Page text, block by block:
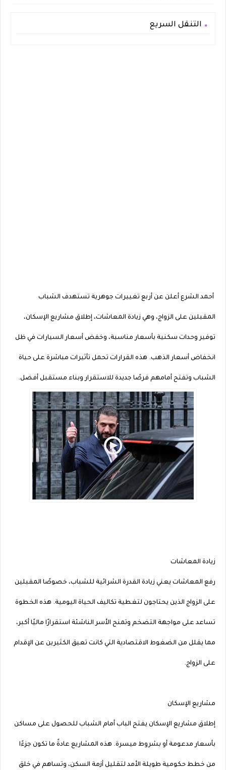
التنقل السريع
أحمد الشرع أعلن عن أربع تغييرات جوهرية تستهدف الشباب
المقبلين على الزواج، وهي زيادة المعاشات، إطلاق مشاريع الإسكان،
توفير وحدات سكنية بأسعار مناسبة، وخفض أسعار السيارات في ظل
انخفاض أسعار الذهب. هذه القرارات تحمل تأثيرات مباشرة على حياة
الشباب وتفتح أمامهم فرصًا جديدة للاستقرار وبناء مستقبل أفضل.
زيادة المعاشات
رفع المعاشات يعني زيادة القدرة الشرائية للشباب، خصوصًا المقبلين
على الزواج الذين يحتاجون لتغطية تكاليف الحياة اليومية. هذه الخطوة
تساعد على مواجهة التضخم وتمنح الأسر الناشئة استقرارًا ماليًا أكبر،
مما يقلل من الضغوط الاقتصادية التي كانت تعيق الكثيرين عن الإقدام
على الزواج.
مشاريع الإسكان
إطلاق مشاريع الإسكان يفتح الباب أمام الشباب للحصول على مساكن
بأسعار مدعومة أو بشروط ميسرة. هذه المشاريع عادةً ما تكون جزءًا
من خطط حكومية طويلة الأمد لتقليل أزمة السكن، وتساهم في خلق